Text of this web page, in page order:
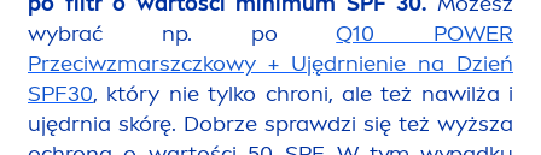
wybrać np. poQ10 POWER
Przeciwzmarszczkowy + Ujędrnienie na Dzień
SPF30, który nie tylko chroni, ale też nawilża i
ujędrnia skórę. Dobrze sprawdzi się też wyższa